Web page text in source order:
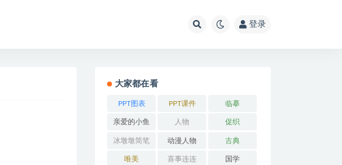
登录
大家都在看
PPT图表 PPT课件 临摹
亲爱的小鱼 人物 促织
冰墩墩简笔
画
动漫人物 古典
唯美 喜事连连 国学